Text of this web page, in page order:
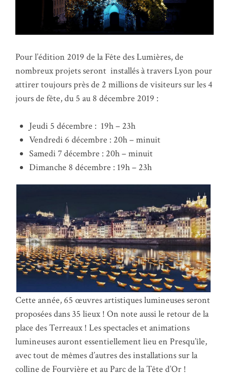
Pour l’édition 2019 de la Fête des Lumières, de
nombreux projets seront installés à travers Lyon pour
attirer toujours près de 2 millions de visiteurs sur les 4
jours de fête, du 5 au 8 décembre 2019 :
Jeudi 5 décembre : 19h – 23h
Vendredi 6 décembre : 20h – minuit
Samedi 7 décembre : 20h – minuit
Dimanche 8 décembre : 19h – 23h
Cette année, 65 œuvres artistiques lumineuses seront
proposées dans 35 lieux ! On note aussi le retour de la
place des Terreaux ! Les spectacles et animations
lumineuses auront essentiellement lieu en Presqu’île,
avec tout de mêmes d’autres des installations sur la
colline de Fourvière et au Parc de la Tête d’Or !